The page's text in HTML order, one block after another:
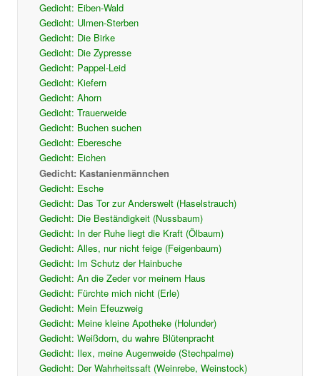
Gedicht: Eiben-Wald
Gedicht: Ulmen-Sterben
Gedicht: Die Birke
Gedicht: Die Zypresse
Gedicht: Pappel-Leid
Gedicht: Kiefern
Gedicht: Ahorn
Gedicht: Trauerweide
Gedicht: Buchen suchen
Gedicht: Eberesche
Gedicht: Eichen
Gedicht: Kastanienmännchen
Gedicht: Esche
Gedicht: Das Tor zur Anderswelt (Haselstrauch)
Gedicht: Die Beständigkeit (Nussbaum)
Gedicht: In der Ruhe liegt die Kraft (Ölbaum)
Gedicht: Alles, nur nicht feige (Feigenbaum)
Gedicht: Im Schutz der Hainbuche
Gedicht: An die Zeder vor meinem Haus
Gedicht: Fürchte mich nicht (Erle)
Gedicht: Mein Efeuzweig
Gedicht: Meine kleine Apotheke (Holunder)
Gedicht: Weißdorn, du wahre Blütenpracht
Gedicht: Ilex, meine Augenweide (Stechpalme)
Gedicht: Der Wahrheitssaft (Weinrebe, Weinstock)